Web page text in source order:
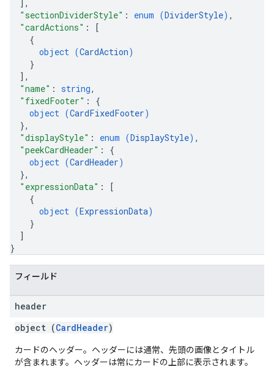
,
"sectionDividerStyle" : enum (DividerStyle) ,
"cardActions" :
[
{
object (CardAction)
}
] ,
"name" : string,
"fixedFooter" : {
object (CardFixedFooter)
},
"displayStyle" : enum (DisplayStyle) ,
"peekCardHeader" : {
object (CardHeader)
},
"expressionData" :
[
{
object (ExpressionData)
}
]
}
フィールド
header
object (CardHeader)
カードのヘッダー。ヘッダーには通常、先頭の画像とタイトル
が含まれます。ヘッダーは常にカードの上部に表示されます。